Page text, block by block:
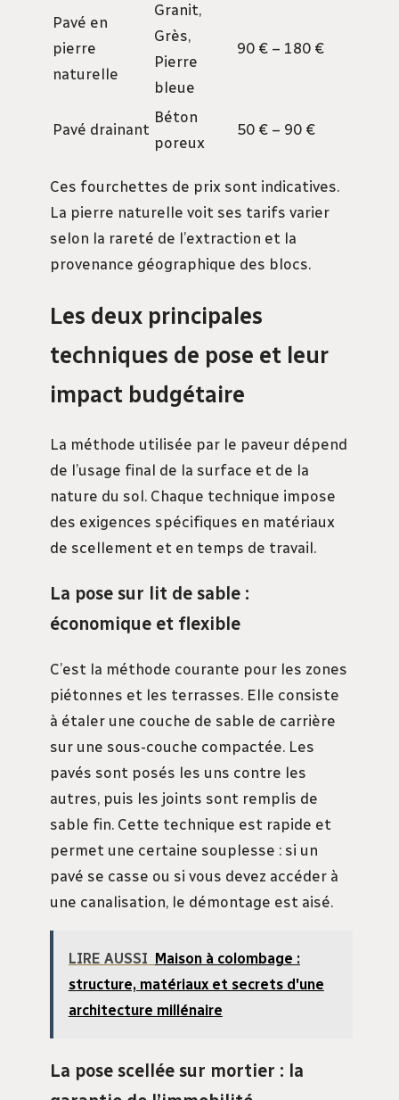
Pavé en
pierre
naturelle
Granit,
Grès,
Pierre
bleue
90 € – 180 €
Pavé drainant
Béton
poreux
50 € – 90 €
Ces fourchettes de prix sont indicatives.
La pierre naturelle voit ses tarifs varier
selon la rareté de l’extraction et la
provenance géographique des blocs.
Les deux principales
techniques de pose et leur
impact budgétaire
La méthode utilisée par le paveur dépend
de l’usage final de la surface et de la
nature du sol. Chaque technique impose
des exigences spécifiques en matériaux
de scellement et en temps de travail.
La pose sur lit de sable :
économique et flexible
C’est la méthode courante pour les zones
piétonnes et les terrasses. Elle consiste
à étaler une couche de sable de carrière
sur une sous-couche compactée. Les
pavés sont posés les uns contre les
autres, puis les joints sont remplis de
sable fin. Cette technique est rapide et
permet une certaine souplesse : si un
pavé se casse ou si vous devez accéder à
une canalisation, le démontage est aisé.
LIRE AUSSI Maison à colombage :
structure, matériaux et secrets d'une
architecture millénaire
La pose scellée sur mortier : la